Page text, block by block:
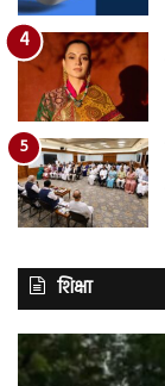
शिक्षा